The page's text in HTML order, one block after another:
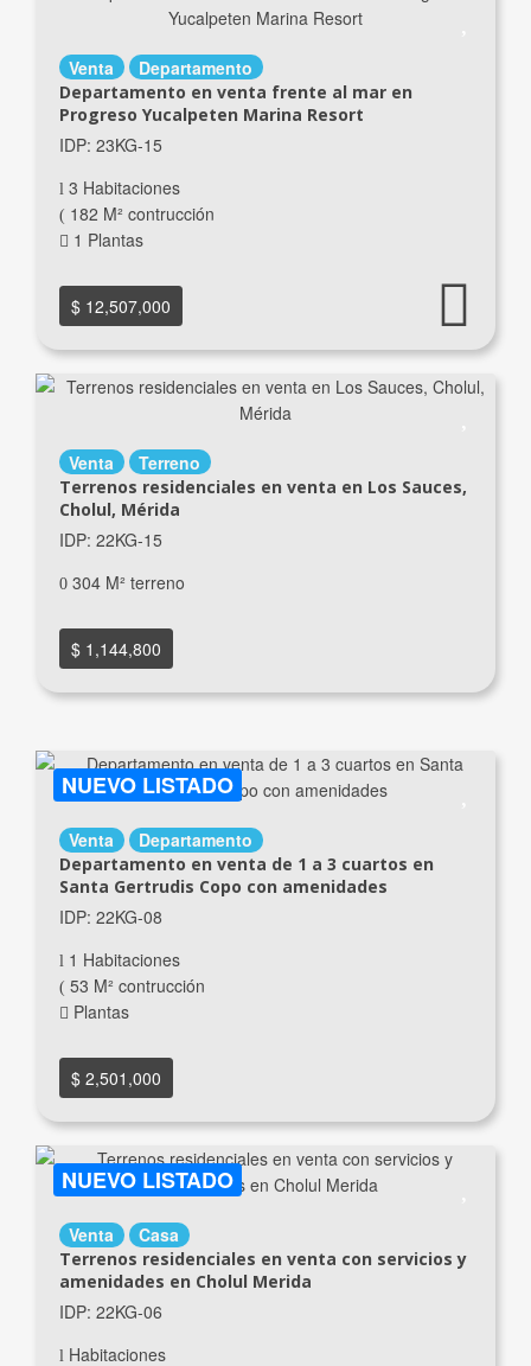
Venta Departamento
Departamento en venta frente al mar en
Progreso Yucalpeten Marina Resort
IDP: 23KG-15
3 Habitaciones
182 M² contrucción
1 Plantas
$ 12,507,000
Venta Terreno
Terrenos residenciales en venta en Los Sauces,
Cholul, Mérida
IDP: 22KG-15
304 M² terreno
$ 1,144,800
NUEVO LISTADO
Venta Departamento
Departamento en venta de 1 a 3 cuartos en
Santa Gertrudis Copo con amenidades
IDP: 22KG-08
1 Habitaciones
53 M² contrucción
Plantas
$ 2,501,000
NUEVO LISTADO
Venta Casa
Terrenos residenciales en venta con servicios y
amenidades en Cholul Merida
IDP: 22KG-06
Habitaciones